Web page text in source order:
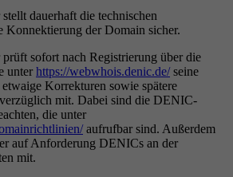
dauerhaft die technischen
Konnektierung der Domain sicher.
sofort nach Registrierung über die
unter https://webwhois.denic.de/seine
Korrekturen sowie spätere
mit. Dabei sind die DENIC-
die unter
aufrufbar sind. Außerdem
auf Anforderung DENICs an der
mit.